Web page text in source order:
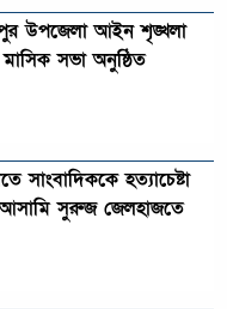
উপজেলা আইন শৃঙ্খলা
সভা অনুষ্ঠিত‎‎
সাংবাদিককে হত্যাচেষ্টা
আসামি সুরুজ জেলহাজতে